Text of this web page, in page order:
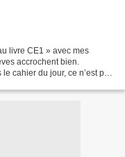
livre CE1 » avec mes
accrochent bien.
cahier du jour, ce n’est pas